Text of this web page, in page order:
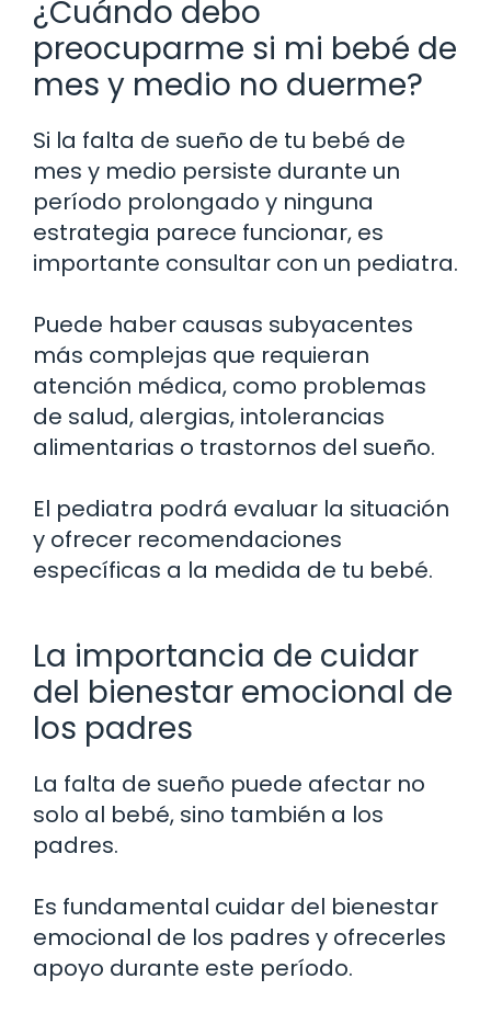
¿Cuándo debo
preocuparme si mi bebé de
mes y medio no duerme?
Si la falta de sueño de tu bebé de
mes y medio persiste durante un
período prolongado y ninguna
estrategia parece funcionar, es
importante consultar con un pediatra.
Puede haber causas subyacentes
más complejas que requieran
atención médica, como problemas
de salud, alergias, intolerancias
alimentarias o trastornos del sueño.
El pediatra podrá evaluar la situación
y ofrecer recomendaciones
específicas a la medida de tu bebé.
La importancia de cuidar
del bienestar emocional de
los padres
La falta de sueño puede afectar no
solo al bebé, sino también a los
padres.
Es fundamental cuidar del bienestar
emocional de los padres y ofrecerles
apoyo durante este período.